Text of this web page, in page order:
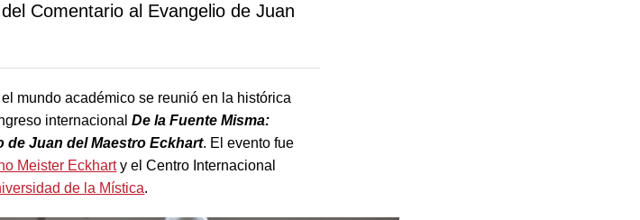
Comentario al Evangelio de Juan
mundo académico se reunió en la histórica
internacionalDe la Fuente Misma:
de Juan del Maestro Eckhart. El evento fue
Meister Eckharty el Centro Internacional
de la Mística.